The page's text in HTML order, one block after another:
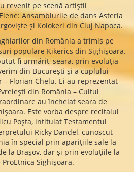
revenit pe scenă artiștii
Ansamblurile de dans Asteria
și Kolokeri din Cluj Napoca.
din România a trimis pe
populare Kikerics din Sighișoara.
fi urmărit, seara, prin evoluția
din București și a cuplului
– Florian Chelu. Ei au reprezentat
din România – Cultul
au încheiat seara de
Este vorba despre recitalul
Poșta, intitulat Testamentul
Ricky Dandel, cunoscut
în special prin aparițiile sale la
la Brașov, dar și prin evoluțiile la
Sighișoara.